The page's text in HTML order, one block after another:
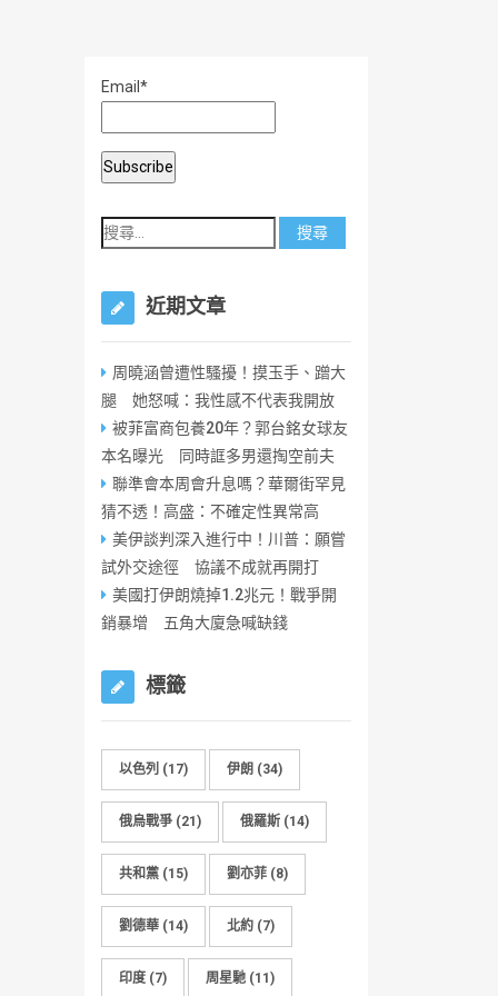
Email*
近期文章
周曉涵曾遭性騷擾！摸玉手、蹭大
腿 她怒喊：我性感不代表我開放
被菲富商包養20年？郭台銘女球友
本名曝光 同時誆多男還掏空前夫
聯準會本周會升息嗎？華爾街罕見
猜不透！高盛：不確定性異常高
美伊談判深入進行中！川普：願嘗
試外交途徑 協議不成就再開打
美國打伊朗燒掉1.2兆元！戰爭開
銷暴增 五角大廈急喊缺錢
標籤
以色列 (17) 伊朗 (34)
俄烏戰爭 (21) 俄羅斯 (14)
共和黨 (15) 劉亦菲 (8)
劉德華 (14) 北約 (7)
印度 (7) 周星馳 (11)